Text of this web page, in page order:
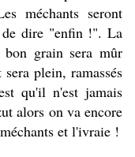
méchants seront
de dire "enfin !". La
grain sera mûr
plein, ramassés
qu'il n'est jamais
alors on va encore
et l'ivraie !